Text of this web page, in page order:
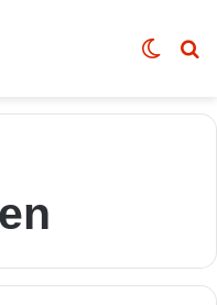
Skin